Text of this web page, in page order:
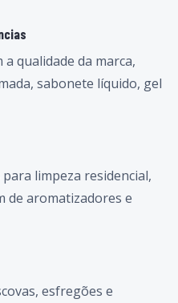
qualidade da marca,
sabonete líquido, gel
limpeza residencial,
de aromatizadores e
esfregões e